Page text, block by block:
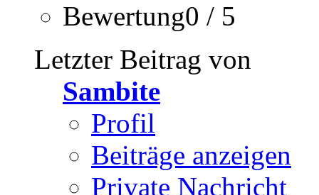
Bewertung0 / 5
Letzter Beitrag von
Sambite
Profil
Beiträge anzeigen
Private Nachricht